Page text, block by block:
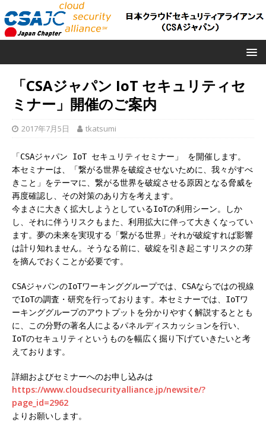
「CSAジャパン IoT セキュリティセ
ミナー」開催のご案内
2017年7月5日 tkatsumi
「CSAジャパン IoT セキュリティセミナー」 を開催します。
本セミナーは、「繋がる世界を破綻させないために、我々がすべ
きこと」をテーマに、繋がる世界を破綻させる原因となる脅威を
再度確認し、その対策のあり方を考えます。
今まさに大きく拡大しようとしているIoTの利用シーン。しか
し、それに伴うリスクもまた、利用拡大に伴って大きくなってい
ます。夢の未来を実現する「繋がる世界」それが破綻すれば影響
は計り知れません。そうなる前に、破綻を引き起こすリスクの芽
を摘んでおくことが必要です。
CSAジャパンのIoTワーキンググループでは、CSAならではの視線
でIoTの調査・研究を行っております。本セミナーでは、IoTワ
ーキンググループのアウトプットを分かりやすく解説するととも
に、この分野の著名人によるパネルディスカッションを行い、
IoTのセキュリティというものを幅広く掘り下げていきたいと考
えております。
詳細およびセミナーへのお申し込みは
https://www.cloudsecurityalliance.jp/newsite/?
page_id=2962
よりお願いします。